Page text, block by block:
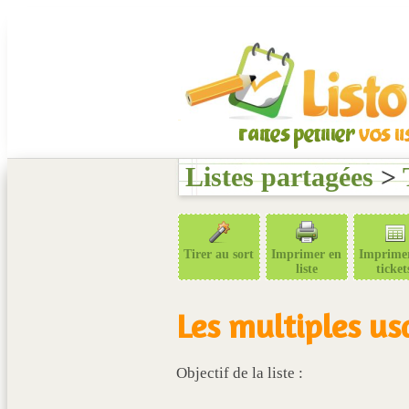
Listes partagées>
Tirer au sort
Imprimer en
liste
Les multiples
Objectif de la liste :